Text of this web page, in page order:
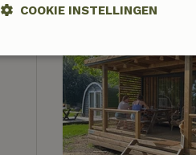
COOKIE INSTELLINGEN
Strikt
noodzakelijk
Prestatie